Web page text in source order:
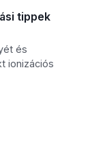
tippek
és
ionizációs